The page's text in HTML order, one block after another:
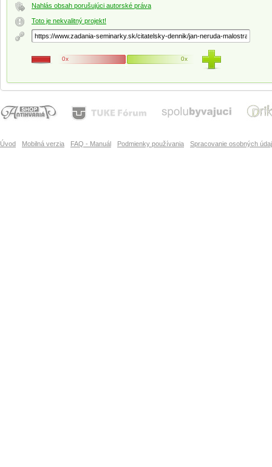
Nahlás obsah porušujúci autorské práva
Toto je nekvalitný projekt!
0x 0x
Úvod Mobilná verzia FAQ - Manuál Podmienky používania Spracovanie osobných